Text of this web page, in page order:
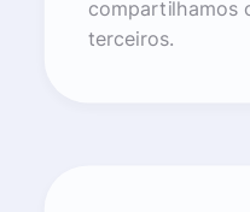
compartilhamos
terceiros.